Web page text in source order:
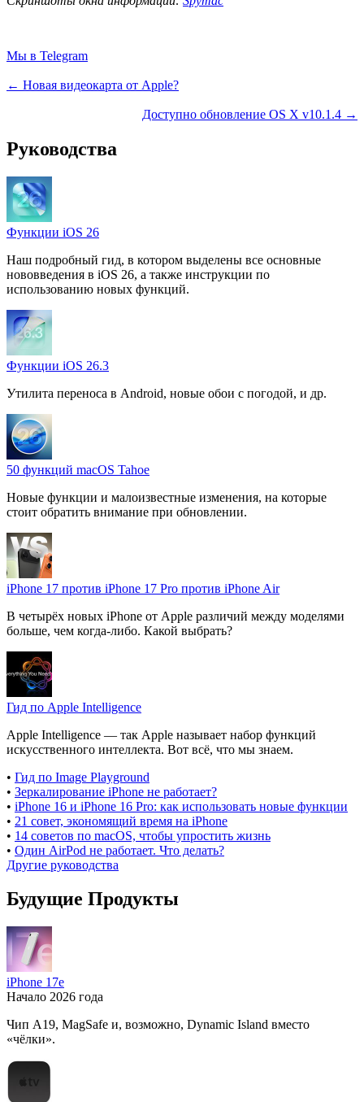
Мы в Telegram
← Новая видеокарта от Apple?
Доступно обновление OS X v10.1.4 →
Руководства
Функции iOS 26
Наш подробный гид, в котором выделены все основные
нововведения в iOS 26, а также инструкции по
использованию новых функций.
Функции iOS 26.3
Утилита переноса в Android, новые обои с погодой, и др.
50 функций macOS Tahoe
Новые функции и малоизвестные изменения, на которые
стоит обратить внимание при обновлении.
iPhone 17 против iPhone 17 Pro против iPhone Air
В четырёх новых iPhone от Apple различий между моделями
больше, чем когда-либо. Какой выбрать?
Гид по Apple Intelligence
Apple Intelligence — так Apple называет набор функций
искусственного интеллекта. Вот всё, что мы знаем.
• Гид по Image Playground
• Зеркалирование iPhone не работает?
• iPhone 16 и iPhone 16 Pro: как использовать новые функции
• 21 совет, экономящий время на iPhone
• 14 советов по macOS, чтобы упростить жизнь
• Один AirPod не работает. Что делать?
Другие руководства
Будущие Продукты
iPhone 17e
Начало 2026 года
Чип A19, MagSafe и, возможно, Dynamic Island вместо
«чёлки».